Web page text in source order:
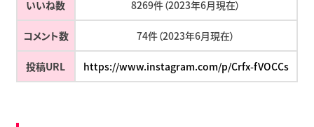
いいね数 8269件（2023年6月現在）
コメント数 74件（2023年6月現在）
投稿URL https://www.instagram.com/p/Crfx-fVOCCs